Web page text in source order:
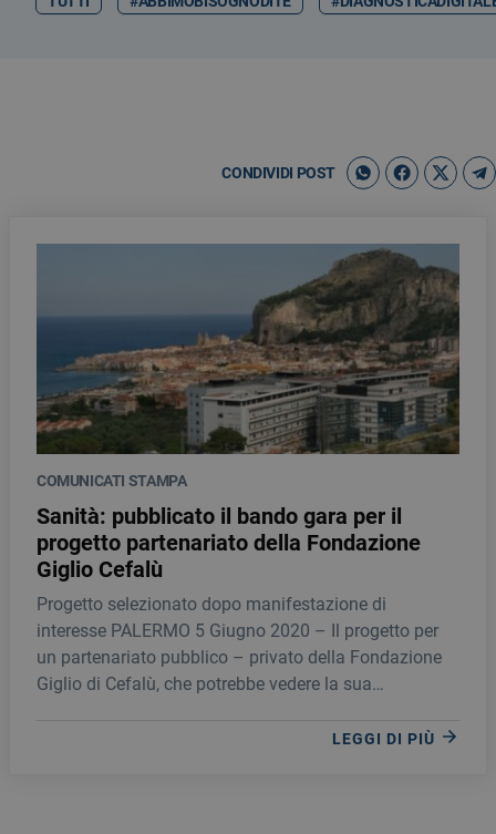
CONDIVIDI POST
COMUNICATI STAMPA
Sanità: pubblicato il bando gara per il
progetto partenariato della Fondazione
Giglio Cefalù
Progetto selezionato dopo manifestazione di
interesse PALERMO 5 Giugno 2020 – Il progetto per
un partenariato pubblico – privato della Fondazione
Giglio di Cefalù, che potrebbe vedere la sua
aperto alla partecipazione di tutti gli istituti che
LEGGI DI PIÙ